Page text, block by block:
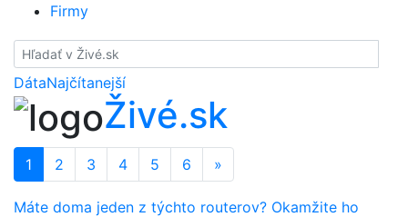
Firmy
DátaNajčítanejší
Hladať
Živé.sk
1 2 3 4 5 6 »
Máte doma jeden z týchto routerov? Okamžite ho